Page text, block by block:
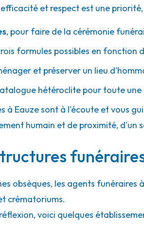
et respect est une
, pour faire de la cérémonie
formules possibles en fonction
et préserver un lieu
hétéroclite pour toute
à Eauze sont à l'écoute et vous
humain et de proximité, d'un
obsèques, les agents funéraires
crématoriums.
voici quelques